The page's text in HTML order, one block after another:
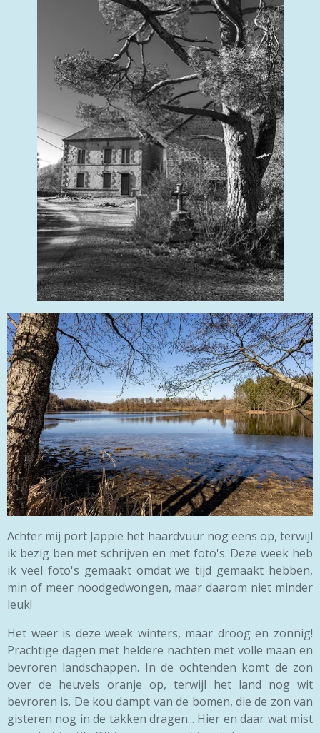
Achter mij port Jappie het haardvuur nog eens op, terwijl
ik bezig ben met schrijven en met foto's. Deze week heb
ik veel foto's gemaakt omdat we tijd gemaakt hebben,
min of meer noodgedwongen, maar daarom niet minder
leuk!
Het weer is deze week winters, maar droog en zonnig!
Prachtige dagen met heldere nachten met volle maan en
bevroren landschappen. In de ochtenden komt de zon
over de heuvels oranje op, terwijl het land nog wit
bevroren is. De kou dampt van de bomen, die de zon van
gisteren nog in de takken dragen... Hier en daar wat mist